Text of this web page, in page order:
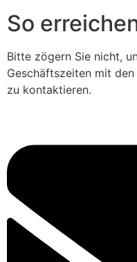
So
Bitte zögern Sie nicht,
Geschäftszeiten mit
zu kontaktieren.